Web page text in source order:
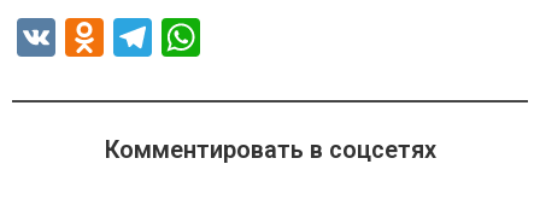
V
O
n
o
T
e
gr
at
s
Комментировать в соцсетях